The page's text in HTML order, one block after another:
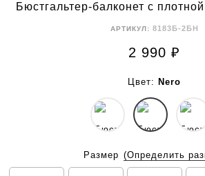
Бюстгальтер-балконет с
АРТИКУЛ: 8183Б-2БН
2 990 ₽
Цвет: Nero
Размер (Определить